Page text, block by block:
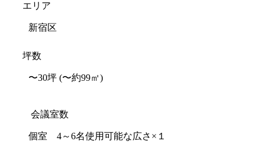
エリア
新宿区
坪数
〜30坪 (〜約99㎡)
会議室数
個室 4～6名使用可能な広さ×１